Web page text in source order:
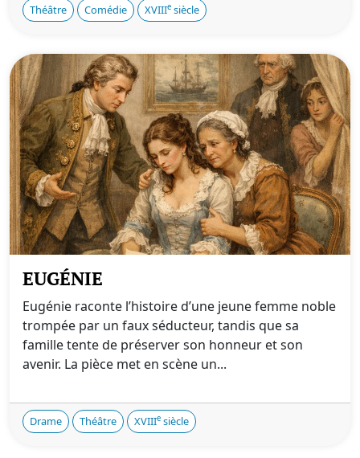
Théâtre Comédie XVIIIe siècle
EUGÉNIE
Eugénie raconte l’histoire d’une jeune femme noble
trompée par un faux séducteur, tandis que sa
famille tente de préserver son honneur et son
avenir. La pièce met en scène un...
Drame Théâtre XVIIIe siècle